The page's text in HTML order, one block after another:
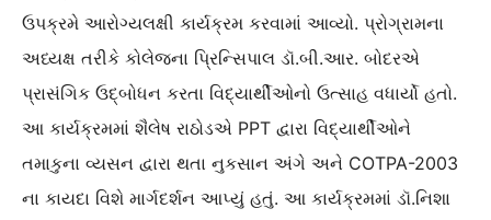
ઉપક્રમે આરોગ્યલક્ષી કાર્યક્રમ કરવામાં આવ્યો. પ્રોગ્રામના
અધ્યક્ષ તરીકે કોલેજના પ્રિન્સિપાલ ડૉ.બી.આર. બોદરએ
પ્રાસંગિક ઉદ્બોધન કરતા વિદ્યાર્થીઓનો ઉત્સાહ વધાર્યો હતો.
આ કાર્યક્રમમાં શૈલેષ રાઠોડએ PPT દ્વારા વિદ્યાર્થીઓને
તમાકુના વ્યસન દ્વારા થતા નુકસાન અંગે અને COTPA-2003
ના કાયદા વિશે માર્ગદર્શન આપ્યું હતું. આ કાર્યક્રમમાં ડૉ.નિશા